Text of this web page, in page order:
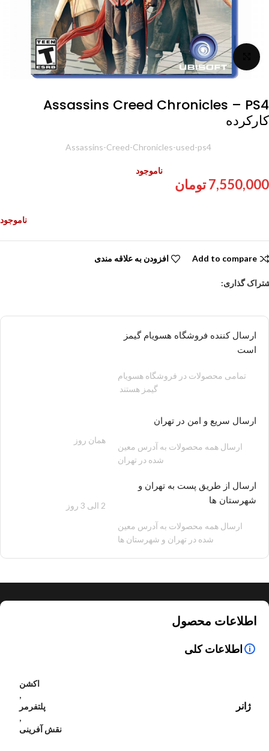
برای بزرگنمایی کلیک کنید
Assassins Creed Chronicles – PS4
کارکرده
Assassins-Creed-Chronicles-used-ps4
7,550,000تومان
ناموجود
ناموجود
Add to compare افزودن به علاقه مندی
گذاری:
ارسال کننده فروشگاه هسویام گیمز
است
تمامی محصولات در فروشگاه هسویام
گیمز هستند
ارسال سریع و امن در تهران
ارسال همه محصولات به آدرس معین
شده در تهران
همان روز
ارسال از طریق پست به تهران و
شهرستان ها
ارسال همه محصولات به آدرس معین
شده در تهران و شهرستان ها
2 الی 3 روز
اطلاعات محصول
اطلاعات کلی
ژانر
اکشن
,
پلتفرمر
,
نقش آفرینی